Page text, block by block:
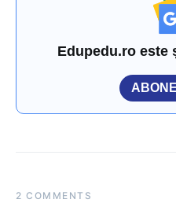
Edupedu.ro este
2 COMMENTS